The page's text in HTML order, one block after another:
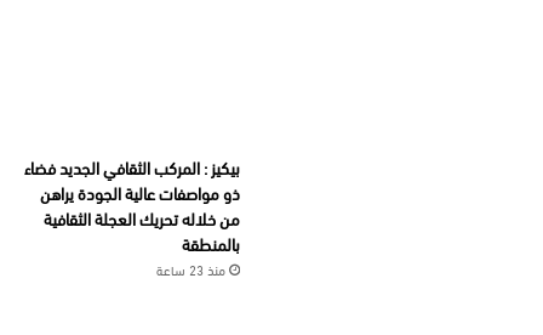
بيكيز : المركب الثقافي الجديد فضاء
ذو مواصفات عالية الجودة يراهن
من خلاله تحريك العجلة الثقافية
بالمنطقة
منذ 23 ساعة